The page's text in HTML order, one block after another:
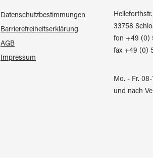
Datenschutzbestimmungen
Barrierefreiheitserklärung
AGB
Impressum
33758
fon +49 (0)
fax +49 (0)
Mo. - Fr. 08-
und nach